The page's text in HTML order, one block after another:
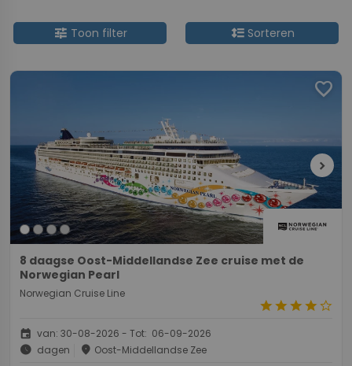
tune Toon filter format_line_spacingSorteren
favorite
chevron_right
8 daagse Oost-Middellandse Zee cruise met de
Norwegian Pearl
Norwegian Cruise Line
starstarstarstarstar_border
event van: 30-08-2026 - Tot: 06-09-2026
schedule dagen place Oost-Middellandse Zee